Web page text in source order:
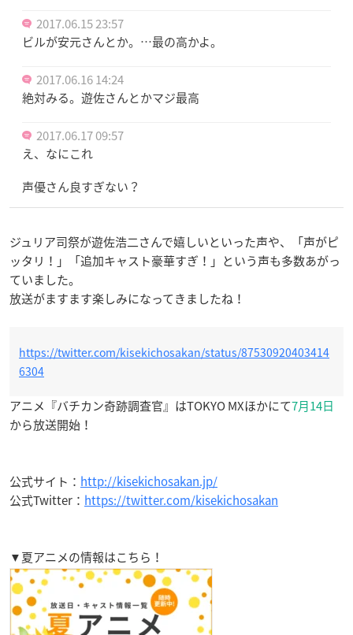
2017.06.15 23:57
ビルが安元さんとか。…最の高かよ。
2017.06.16 14:24
絶対みる。遊佐さんとかマジ最高
2017.06.17 09:57
え、なにこれ
声優さん良すぎない？
ジュリア司祭が遊佐浩二さんで嬉しいといった声や、「声がピ
ッタリ！」「追加キャスト豪華すぎ！」という声も多数あがっ
ていました。
放送がますます楽しみになってきましたね！
https://twitter.com/kisekichosakan/status/87530920403414
6304
アニメ『バチカン奇跡調査官』はTOKYO MXほかにて7月14日
から放送開始！
公式サイト： http://kisekichosakan.jp/
公式Twitter： https://twitter.com/kisekichosakan
▼夏アニメの情報はこちら！